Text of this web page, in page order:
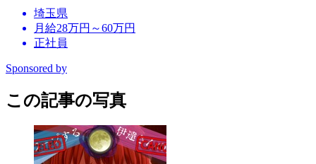
埼玉県
月給28万円～60万円
正社員
Sponsored by
この記事の写真